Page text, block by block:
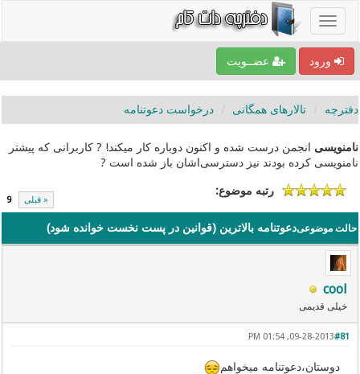
ورود عضــویت
دفترچه تالارهای همگانی درخواست دعوتنامه
نامنویسی انجمن درست شده و اکنون دوباره کار میکند! ? کاربرانی که پیشتر
نامنویسی کرده بودند نیز دسترسی‌اشان باز شده است ?
« قبلی 9
رتبه موضوع:
حالت موضوعیدعوتنامه بالاترین (قوانین در پست نخست خوانده شود)
cool
خیلی قدیمی
#81
09-28-2013, 01:54 PM
دوستان،دعوتنامه میخواهم